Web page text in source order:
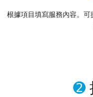
根據項目填寫服務內容。
➋